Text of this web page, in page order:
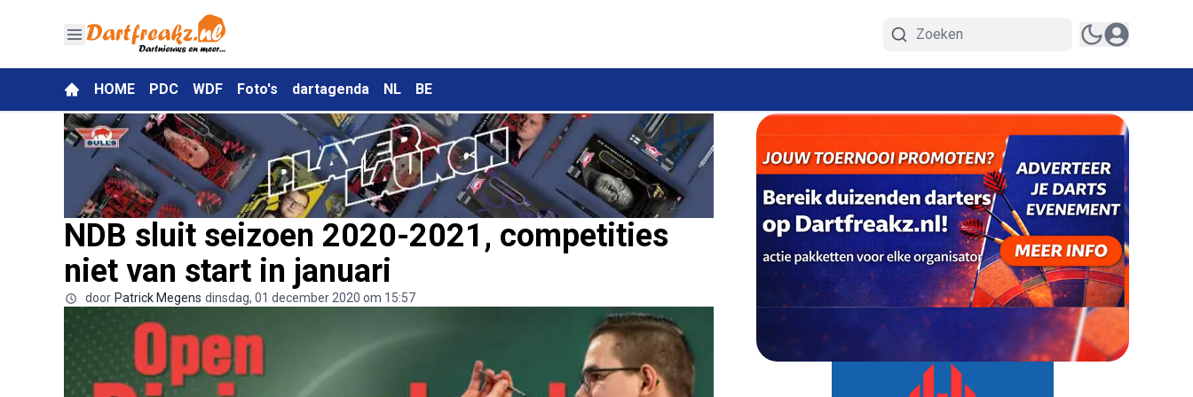
HOME PDC WDF Foto's dartagenda NL BE
NDB sluit seizoen 2020-2021, competities
niet van start in januari
door Patrick Megens dinsdag, 01 december 2020 om 15:57